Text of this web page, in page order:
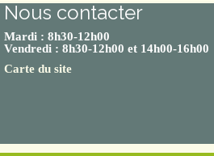
Nous contacter
Mardi : 8h30-12h00
Vendredi : 8h30-12h00 et 14h00-16h00
Carte du site